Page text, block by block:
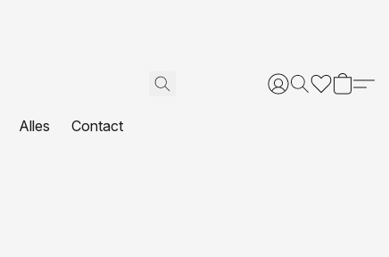
Alles Contact